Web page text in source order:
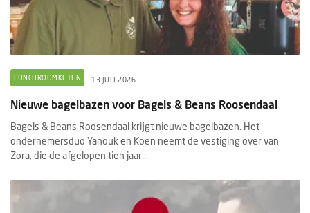
LUNCHROOMKETEN 13 JULI 2026
Nieuwe bagelbazen voor Bagels & Beans Roosendaal
Bagels & Beans Roosendaal krijgt nieuwe bagelbazen. Het
ondernemersduo Yanouk en Koen neemt de vestiging over van
Zora, die de afgelopen tien jaar...